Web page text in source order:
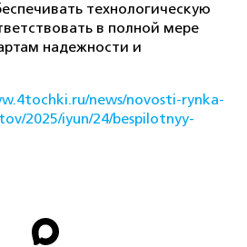
технологическую
в полной мере
надежности и
news/novosti-rynka-
2025/iyun/24/bespilotnyy-